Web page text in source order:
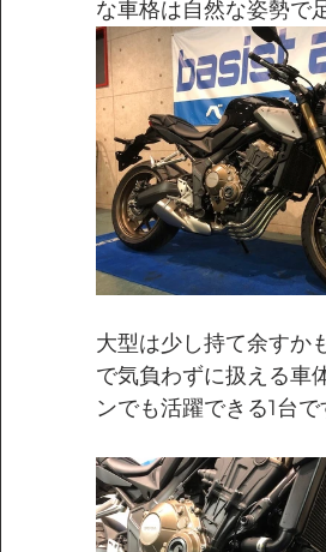
な車格は自然な姿勢で
大型は少し持て余すか
で気負わずに扱える車
ンでも活躍できる1台で